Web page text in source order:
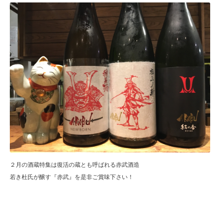
２月の酒蔵特集は復活の蔵とも呼ばれる赤武酒造
若き杜氏が醸す『赤武』を是非ご賞味下さい！